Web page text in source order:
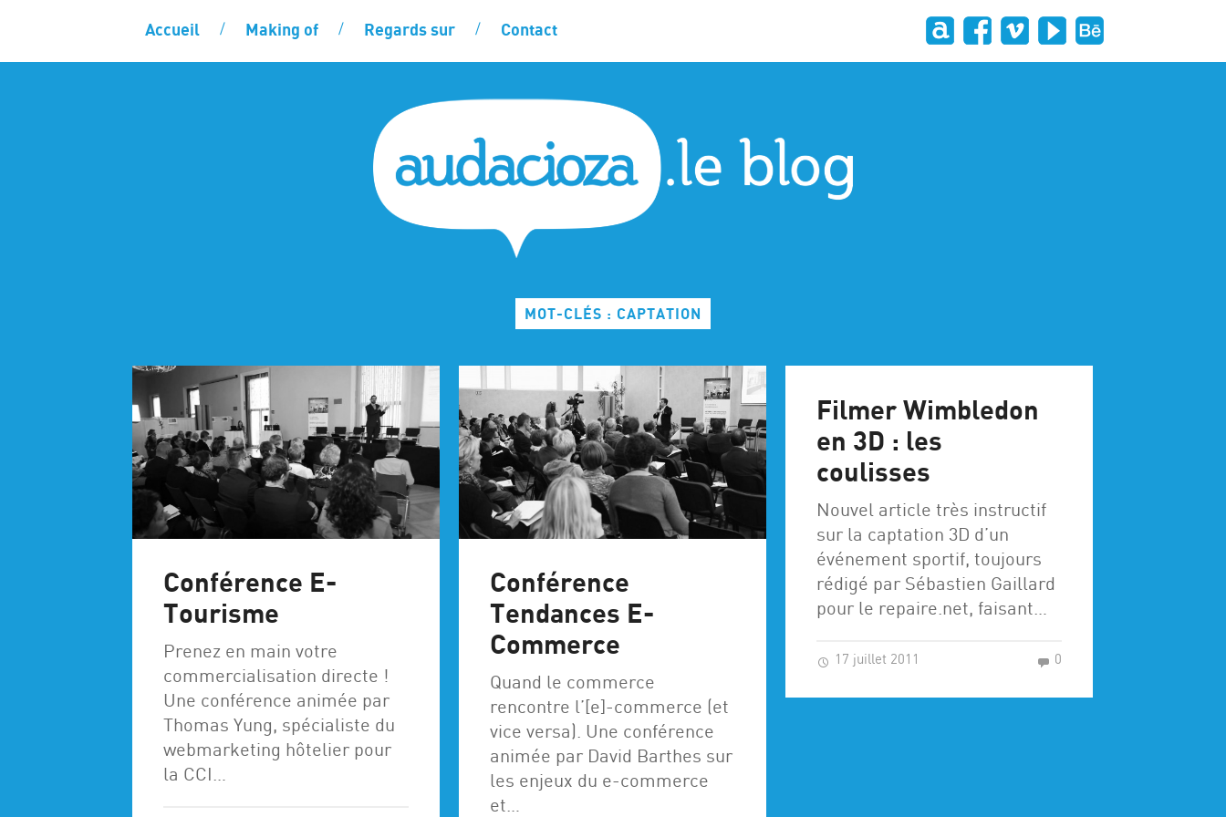
Accueil Making of Regards sur Contact
MOT-CLÉS : CAPTATION
Conférence E-
Tourisme
Prenez en main votre
commercialisation directe !
Une conférence animée par
Thomas Yung, spécialiste du
webmarketing hôtelier pour
la CCI…
Conférence
Tendances E-
Commerce
Quand le commerce
rencontre l’[e]-commerce (et
vice versa). Une conférence
animée par David Barthes sur
les enjeux du e-commerce
et…
Filmer Wimbledon
en 3D : les
coulisses
Nouvel article très instructif
sur la captation 3D d’un
événement sportif, toujours
rédigé par Sébastien Gaillard
pour le repaire.net, faisant…
17 juillet 2011 0